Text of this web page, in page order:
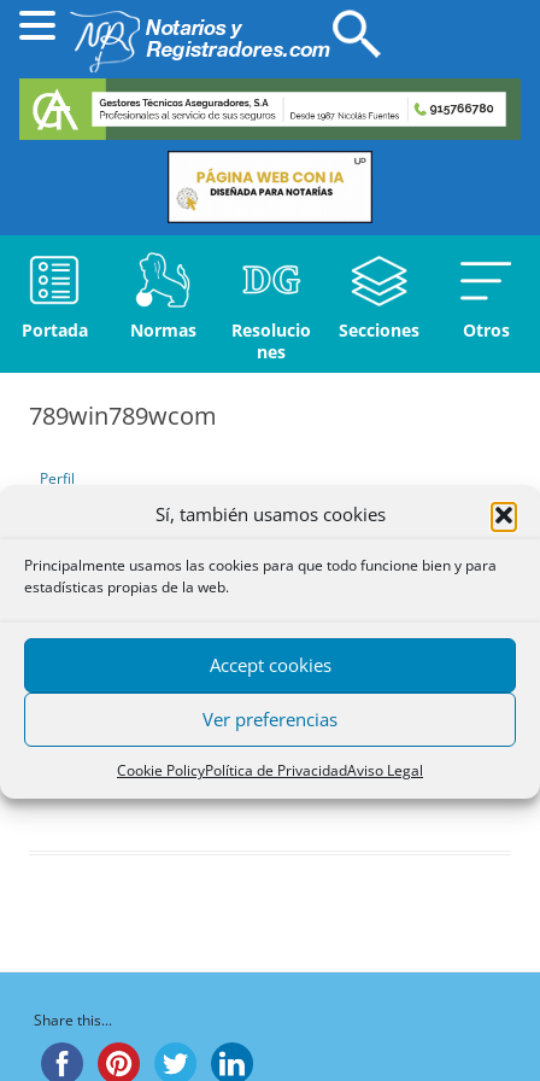
Sí, también usamos cookies
Principalmente usamos las cookies para que todo funcione bien y para
estadísticas propias de la web.
Accept cookies
Ver preferencias
Cookie PolicyPolítica de PrivacidadAviso Legal
Portada Normas
Resolucio
nes
Secciones Otros
789win789wcom
Perfil
Debates iniciados
Respuestas creadas
Participaciones
Favoritos
Debates favoritos del
foro
¡Vaya, no hay debates aquí!
Share this...